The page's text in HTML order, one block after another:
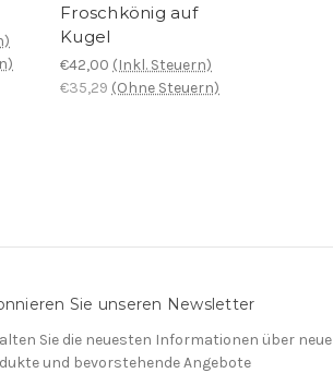
Froschkönig auf
Kugel
€42,00 (Inkl. Steuern)
€35,29 (Ohne Steuern)
Sie unseren Newsletter
Sie die neuesten Informationen über neue
und bevorstehende Angebote